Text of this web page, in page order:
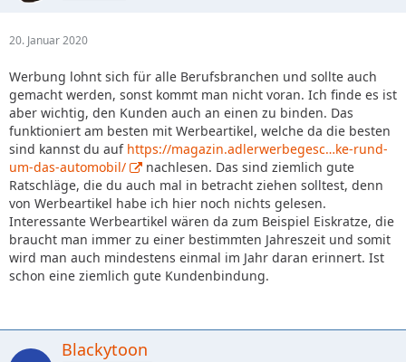
20. Januar 2020
Werbung lohnt sich für alle Berufsbranchen und sollte auch
gemacht werden, sonst kommt man nicht voran. Ich finde es ist
aber wichtig, den Kunden auch an einen zu binden. Das
funktioniert am besten mit Werbeartikel, welche da die besten
sind kannst du auf https://magazin.adlerwerbegesc…ke-rund-
um-das-automobil/
nachlesen. Das sind ziemlich gute
Ratschläge, die du auch mal in betracht ziehen solltest, denn
von Werbeartikel habe ich hier noch nichts gelesen.
Interessante Werbeartikel wären da zum Beispiel Eiskratze, die
braucht man immer zu einer bestimmten Jahreszeit und somit
wird man auch mindestens einmal im Jahr daran erinnert. Ist
schon eine ziemlich gute Kundenbindung.
Blackytoon